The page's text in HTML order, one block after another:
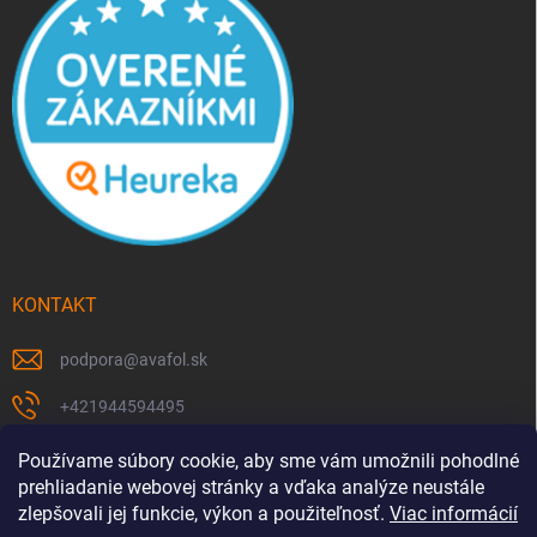
Používame súbory cookie, aby sme vám umožnili pohodlné
prehliadanie webovej stránky a vďaka analýze neustále
zlepšovali jej funkcie, výkon a použiteľnosť. Viac informácií
KONTAKT
podpora@avafol.sk
+421944594495
https://www.facebook.com/p/avafolsk-100091961793102/
avafol.sk/